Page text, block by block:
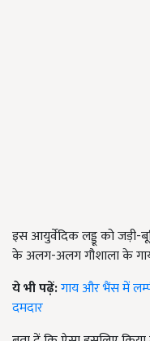
इस आयुर्वेदिक लड्डू को जड़ी-
के अलग-अलग गौशाला के
ये भी पढ़ें:गाय और भैंस में
दमदार